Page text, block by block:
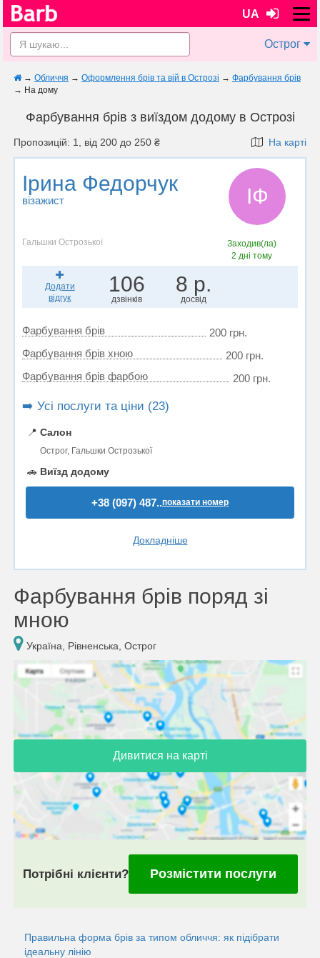
UA
Острог
→ Обличчя → Оформлення брів та вій в Острозі → Фарбування брів
→ На дому
Фарбування брів з виїздом додому в Острозі
Пропозицій: 1, від 200 до 250 ₴ На карті
Ірина Федорчук
візажист ІФ
Гальшки Острозької
Заходив(ла)
2 дні тому
Додати
відгук
106
дзвінків
8 р.
досвід
Фарбування брів
200 грн.
Фарбування брів хною
200 грн.
Фарбування брів фарбою
200 грн.
➡️ Усі послуги та ціни (23)
📍 Салон
Острог, Гальшки Острозької
🚗 Виїзд додому
+38 (097) 487..показати номер
Докладніше
Фарбування брів поряд зі
мною
Україна, Рівненська, Острог
Дивитися на карті
Потрібні клієнти? Розмістити послуги
Правильна форма брів за типом обличчя: як підібрати
ідеальну лінію